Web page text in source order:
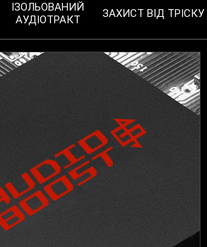
ІЗОЛЬОВАНИЙ
АУДІОТРАКТ
ЗАХИСТ ВІД ТРІСКУ